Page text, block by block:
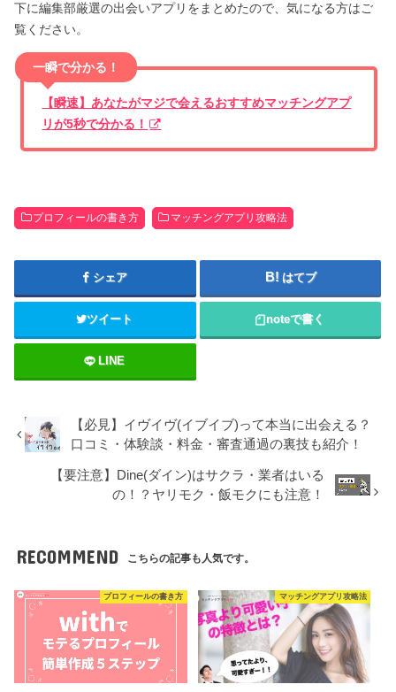
下に編集部厳選の出会いアプリをまとめたので、気になる方はご
覧ください。
一瞬で分かる！
【瞬速】あなたがマジで会えるおすすめマッチングアプ
リが5秒で分かる！
プロフィールの書き方 マッチングアプリ攻略法
シェア はてブ
ツイート noteで書く
LINE
【必見】イヴイヴ(イブイブ)って本当に出会える？
口コミ・体験談・料金・審査通過の裏技も紹介！
【要注意】Dine(ダイン)はサクラ・業者はいる
の！？ヤリモク・飯モクにも注意！
RECOMMEND こちらの記事も人気です。
プロフィールの書き方 マッチングアプリ攻略法